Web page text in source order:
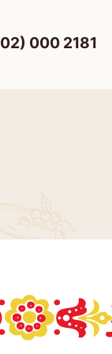
000 2181